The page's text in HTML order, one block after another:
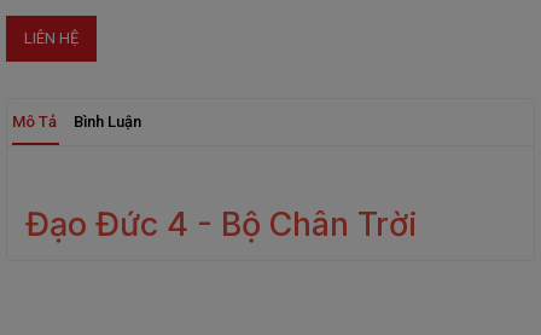
LIÊN HỆ
Mô Tả Bình Luận
Đạo Đức 4 - Bộ Chân Trời